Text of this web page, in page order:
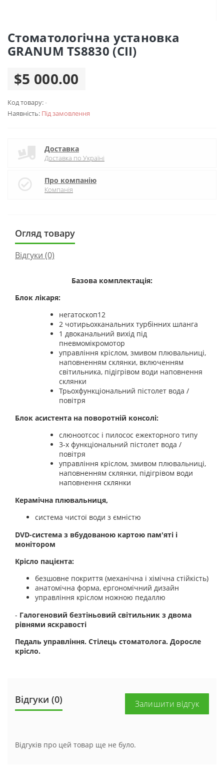
Стоматологічна установка
GRANUM TS8830 (СII)
$5 000.00
Код товару:-
Наявність: Під замовлення
Доставка
Доставка по Україні
Про компанію
Компанія
Огляд товару
Відгуки (0)
Базова комплектація:
Блок лікаря:
негатоскоп12
2 чотирьохканальних турбінних шланга
1 двоканальний вихід під
пневмомікромотор
управління кріслом, змивом плювальниці,
наповненням склянки, включенням
світильника, підігрівом води наповнення
склянки
Трьохфункціональний пістолет вода /
повітря
Блок асистента на поворотній консолі:
слюноотсос і пилосос ежекторного типу
3-х функціональний пістолет вода /
повітря
управління кріслом, змивом плювальниці,
наповненням склянки, підігрівом води
наповнення склянки
Керамічна плювальниця,
система чистої води з ємністю
DVD-система з вбудованою картою пам'яті і
монітором
Крісло пацієнта:
безшовне покриття (механічна і хімічна стійкість)
анатомічна форма, ергономічний дизайн
управління кріслом ножною педаллю
- Галогеновий безтіньовий світильник з двома
рівнями яскравості
Педаль управління. Стілець стоматолога. Доросле
крісло.
Відгуки (0) Залишити відгук
Відгуків про цей товар ще не було.